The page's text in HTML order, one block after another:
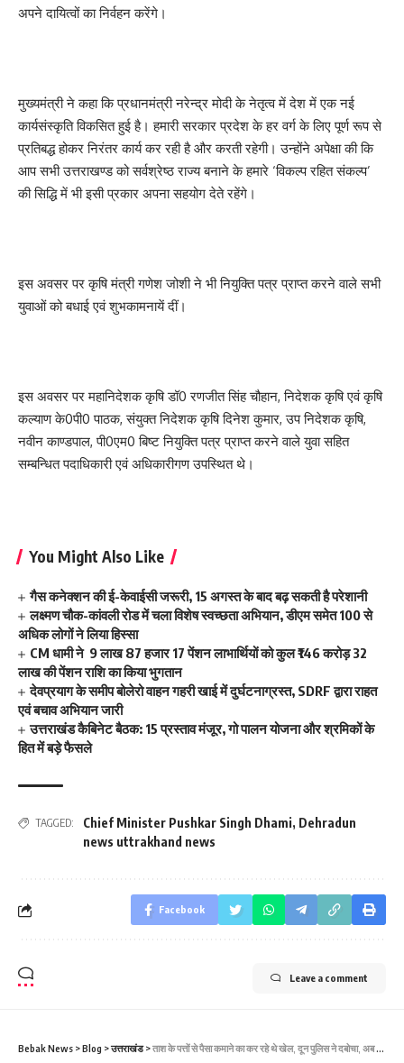
अपने दायित्वों का निर्वहन करेंगे।
मुख्यमंत्री ने कहा कि प्रधानमंत्री नरेन्द्र मोदी के नेतृत्व में देश में एक नई
कार्यसंस्कृति विकसित हुई है। हमारी सरकार प्रदेश के हर वर्ग के लिए पूर्ण रूप से
प्रतिबद्ध होकर निरंतर कार्य कर रही है और करती रहेगी। उन्होंने अपेक्षा की कि
आप सभी उत्तराखण्ड को सर्वश्रेष्ठ राज्य बनाने के हमारे ‘विकल्प रहित संकल्प’
की सिद्धि में भी इसी प्रकार अपना सहयोग देते रहेंगे।
इस अवसर पर कृषि मंत्री गणेश जोशी ने भी नियुक्ति पत्र प्राप्त करने वाले सभी
युवाओं को बधाई एवं शुभकामनायें दीं।
इस अवसर पर महानिदेशक कृषि डॉ0 रणजीत सिंह चौहान, निदेशक कृषि एवं कृषि
कल्याण के0पी0 पाठक, संयुक्त निदेशक कृषि दिनेश कुमार, उप निदेशक कृषि,
नवीन काण्डपाल, पी0एम0 बिष्ट नियुक्ति पत्र प्राप्त करने वाले युवा सहित
सम्बन्धित पदाधिकारी एवं अधिकारीगण उपस्थित थे।
You Might Also Like
गैस कनेक्शन की ई-केवाईसी जरूरी, 15 अगस्त के बाद बढ़ सकती है परेशानी
लक्ष्मण चौक-कांवली रोड में चला विशेष स्वच्छता अभियान, डीएम समेत 100 से
अधिक लोगों ने लिया हिस्सा
CM धामी ने 9 लाख 87 हजार 17 पेंशन लाभार्थियों को कुल ₹146 करोड़ 32
लाख की पेंशन राशि का किया भुगतान
देवप्रयाग के समीप बोलेरो वाहन गहरी खाई में दुर्घटनाग्रस्त, SDRF द्वारा राहत
एवं बचाव अभियान जारी
उत्तराखंड कैबिनेट बैठक: 15 प्रस्ताव मंजूर, गो पालन योजना और श्रमिकों के
हित में बड़े फैसले
TAGGED: Chief Minister Pushkar Singh Dhami, Dehradun
news uttrakhand news
Facebook
Leave a comment
Bebak News >Blog >उत्तराखंड>ताश के पत्तों से पैसा कमाने का कर रहे थे खेल, दून पुलिस ने दबोचा, अब जाना होगा जेल।